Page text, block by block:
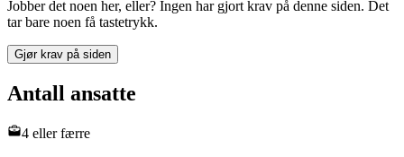
Jobber det noen her, eller? Ingen har gjort krav på denne siden. Det
tar bare noen få tastetrykk.
Gjør krav på siden
Antall ansatte
4 eller færre